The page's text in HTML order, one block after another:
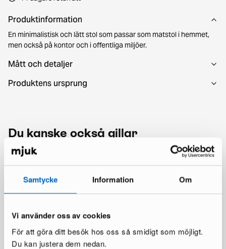
Samtycke Information Om
Vi använder oss av cookies
För att göra ditt besök hos oss så smidigt som möjligt.
Du kan justera dem nedan.
Produktinformation
En minimalistisk och lätt stol som passar som matstol i hemmet,
men också på kontor och i offentliga miljöer.
Mått och detaljer
Produktens ursprung
Du kanske också gillar